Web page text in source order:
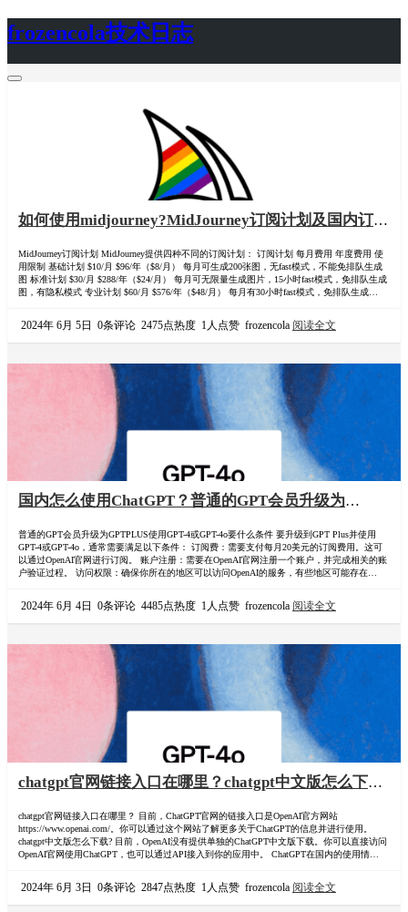
frozencola技术日志
如何使用midjourney?MidJourney订阅计划及国内订阅
MidJourney订阅计划 MidJourney提供四种不同的订阅计划： 订阅计划 每月费用 年度费用 使
用限制 基础计划 $10/月 $96/年（$8/月） 每月可生成200张图，无fast模式，不能免排队生成
图 标准计划 $30/月 $288/年（$24/月） 每月可无限量生成图片，15小时fast模式，免排队生成
图，有隐私模式 专业计划 $60/月 $576/年（$48/月） 每月有30小时fast模式，免排队生成图，
2024年 6月 5日 0条评论 2475点热度 1人点赞 frozencola 阅读全文
国内怎么使用ChatGPT？普通的GPT会员升级为
作？订阅GPT-4教程
普通的GPT会员升级为GPTPLUS使用GPT-4或GPT-4o要什么条件 要升级到GPT Plus并使用
GPT-4或GPT-4o，通常需要满足以下条件： 订阅费：需要支付每月20美元的订阅费用。这可
以通过OpenAI官网进行订阅。 账户注册：需要在OpenAI官网注册一个账户，并完成相关的账
户验证过程。 访问权限：确保你所在的地区可以访问OpenAI的服务，有些地区可能存在访问
2024年 6月 4日 0条评论 4485点热度 1人点赞 frozencola 阅读全文
chatgpt官网链接入口在哪里？chatgpt中文版怎么下
chatgpt官网链接入口在哪里？ 目前，ChatGPT官网的链接入口是OpenAI官方网站
https://www.openai.com/。你可以通过这个网站了解更多关于ChatGPT的信息并进行使用。
chatgpt中文版怎么下载? 目前，OpenAI没有提供单独的ChatGPT中文版下载。你可以直接访问
OpenAI官网使用ChatGPT，也可以通过API接入到你的应用中。 ChatGPT在国内的使用情况
2024年 6月 3日 0条评论 2847点热度 1人点赞 frozencola 阅读全文